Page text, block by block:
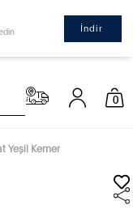
İndir
0
Yeşil Kemer